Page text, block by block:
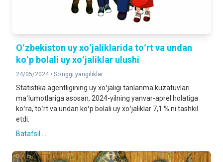
Oʻzbekiston uy xoʻjaliklarida toʻrt va undan
koʻp bolali uy xoʻjaliklar ulushi
24/05/2024 • So'nggi yangiliklar
Statistika agentligining uy xoʻjaligi tanlanma kuzatuvlari
maʻlumotlariga asosan, 2024-yilning yanvar-aprel holatiga
koʻra, toʻrt va undan koʻp bolali uy xoʻjaliklar 7,1 % ni tashkil
etdi.
Batafsil ...